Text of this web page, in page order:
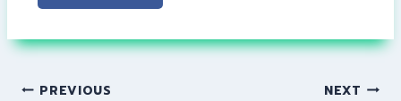
PREVIOUS NEXT